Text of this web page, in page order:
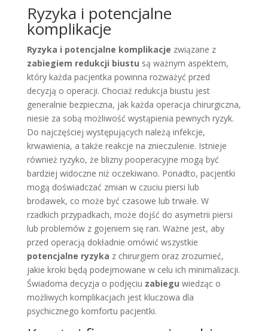
Ryzyka i potencjalne
komplikacje
Ryzyka i potencjalne komplikacje związane z
zabiegiem redukcji biustu są ważnym aspektem,
który każda pacjentka powinna rozważyć przed
decyzją o operacji. Chociaż redukcja biustu jest
generalnie bezpieczna, jak każda operacja chirurgiczna,
niesie za sobą możliwość wystąpienia pewnych ryzyk.
Do najczęściej występujących należą infekcje,
krwawienia, a także reakcje na znieczulenie. Istnieje
również ryzyko, że blizny pooperacyjne mogą być
bardziej widoczne niż oczekiwano. Ponadto, pacjentki
mogą doświadczać zmian w czuciu piersi lub
brodawek, co może być czasowe lub trwałe. W
rzadkich przypadkach, może dojść do asymetrii piersi
lub problemów z gojeniem się ran. Ważne jest, aby
przed operacją dokładnie omówić wszystkie
potencjalne ryzyka z chirurgiem oraz zrozumieć,
jakie kroki będą podejmowane w celu ich minimalizacji.
Świadoma decyzja o podjęciu zabiegu wiedząc o
możliwych komplikacjach jest kluczowa dla
psychicznego komfortu pacjentki.